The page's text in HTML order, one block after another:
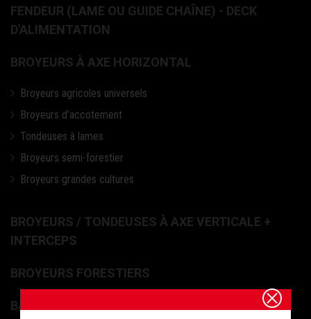
FENDEUR (LAME OU GUIDE CHAÎNE) - DECK
D'ALIMENTATION
BROYEURS À AXE HORIZONTAL
Broyeurs agricoles universels
Broyeurs d'accotement
Tondeuses à lames
Broyeurs semi-forestier
Broyeurs grandes cultures
BROYEURS / TONDEUSES À AXE VERTICALE +
INTERCEPS
BROYEURS FORESTIERS
BALAYAGE ET NETTOYAGE AGRICOLE / VOIRIE.